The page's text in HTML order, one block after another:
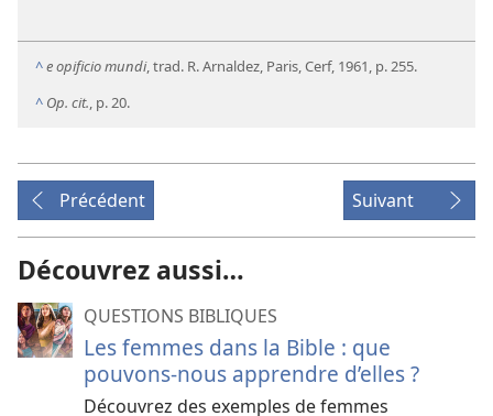
^e opificio mundi, trad. R. Arnaldez, Paris, Cerf, 1961, p. 255.
^ Op. cit., p. 20.
Précédent Suivant
Découvrez aussi…
QUESTIONS BIBLIQUES
Les femmes dans la Bible : que
pouvons-nous apprendre d’elles ?
Découvrez des exemples de femmes